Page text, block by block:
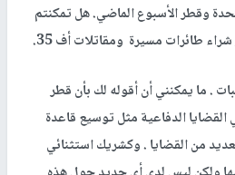
وقطر الأسبوع الماضي. هل تمكنتم
طائرات مسيرة ومقاتلات أف 35.
. ما يمكنني أن أقوله لك بأن قطر
الدفاعية مثل توسيع قاعدة
من القضايا . وكشريك استثنائي